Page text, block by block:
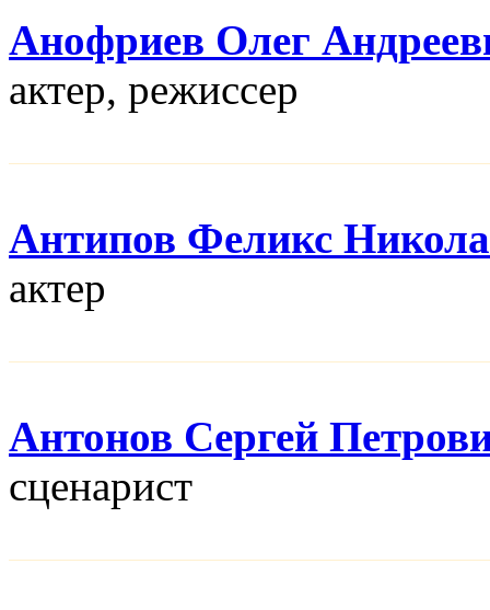
Анофриев Олег
актер, режисcер
Антипов Феликс
актер
Антонов Сергей
сценарист